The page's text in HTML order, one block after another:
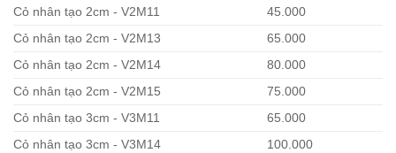
Cỏ nhân tạo 2cm - V2M11
45.000
Cỏ nhân tạo 2cm - V2M13
65.000
Cỏ nhân tạo 2cm - V2M14
80.000
Cỏ nhân tạo 2cm - V2M15
75.000
Cỏ nhân tạo 3cm - V3M11
65.000
Cỏ nhân tạo 3cm - V3M14
100.000